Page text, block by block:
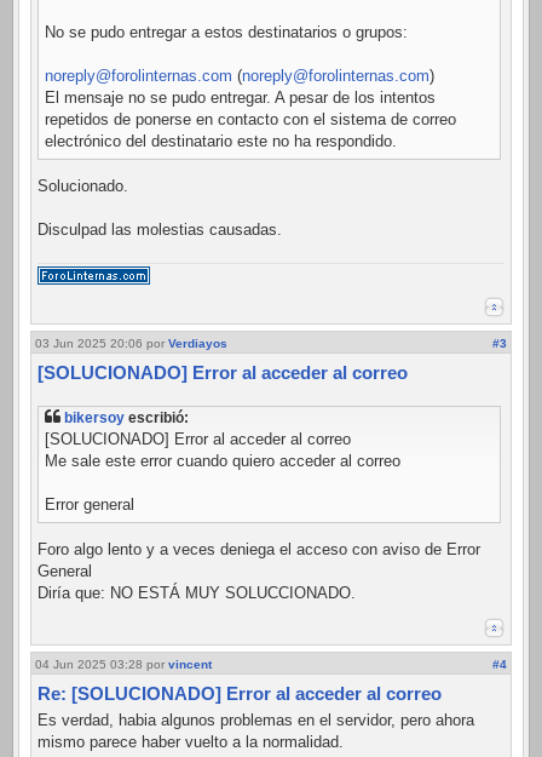
No se pudo entregar a estos destinatarios o grupos:
noreply@forolinternas.com (noreply@forolinternas.com)
El mensaje no se pudo entregar. A pesar de los intentos
repetidos de ponerse en contacto con el sistema de correo
electrónico del destinatario este no ha respondido.
Solucionado.
Disculpad las molestias causadas.
03 Jun 2025 20:06 por Verdiayos #3
[SOLUCIONADO] Error al acceder al correo
bikersoy escribió:
[SOLUCIONADO] Error al acceder al correo
Me sale este error cuando quiero acceder al correo
Error general
Foro algo lento y a veces deniega el acceso con aviso de Error
General
Diría que: NO ESTÁ MUY SOLUCCIONADO.
04 Jun 2025 03:28 por vincent #4
Re: [SOLUCIONADO] Error al acceder al correo
Es verdad, habia algunos problemas en el servidor, pero ahora
mismo parece haber vuelto a la normalidad.